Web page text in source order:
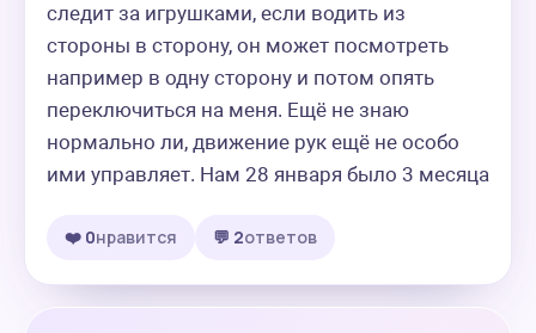
следит за игрушками, если водить из
стороны в сторону, он может посмотреть
например в одну сторону и потом опять
переключиться на меня. Ещё не знаю
нормально ли, движение рук ещё не особо
ими управляет. Нам 28 января было 3 месяца
❤️ 0нравится 💬 2ответов